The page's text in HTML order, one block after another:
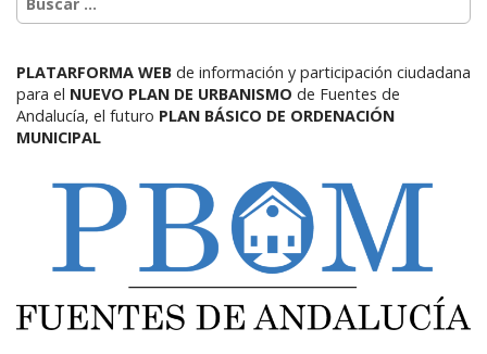
PLATARFORMA WEB de información y participación ciudadana
para el NUEVO PLAN DE URBANISMO de Fuentes de
Andalucía, el futuro PLAN BÁSICO DE ORDENACIÓN
MUNICIPAL